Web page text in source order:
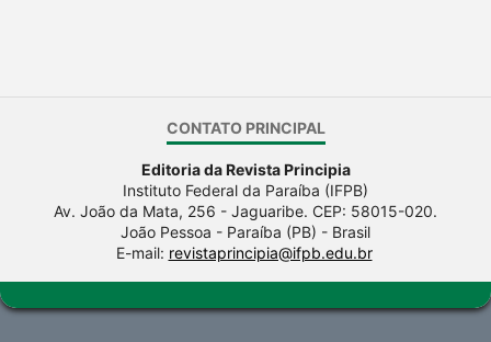
CONTATO PRINCIPAL
Editoria da Revista Principia
Instituto Federal da Paraíba (IFPB)
Av. João da Mata, 256 - Jaguaribe. CEP: 58015-020.
João Pessoa - Paraíba (PB) - Brasil
E-mail: revistaprincipia@ifpb.edu.br